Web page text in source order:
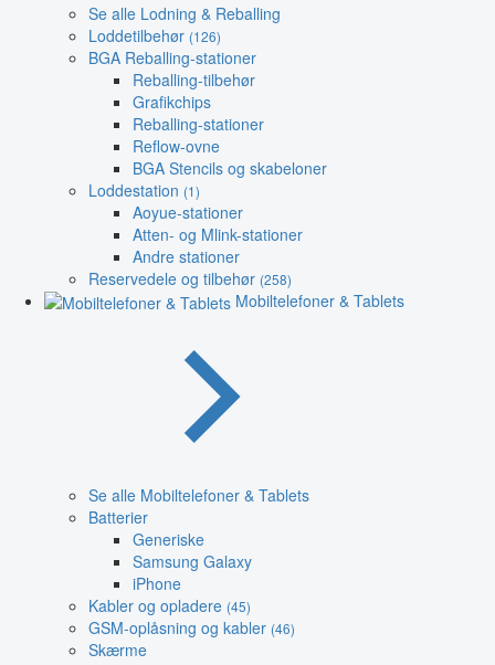
Se alle Lodning & Reballing
Loddetilbehør (126)
BGA Reballing-stationer
Reballing-tilbehør
Grafikchips
Reballing-stationer
Reflow-ovne
BGA Stencils og skabeloner
Loddestation (1)
Aoyue-stationer
Atten- og Mlink-stationer
Andre stationer
Reservedele og tilbehør (258)
Mobiltelefoner & Tablets
Se alle Mobiltelefoner & Tablets
Batterier
Generiske
Samsung Galaxy
iPhone
Kabler og opladere (45)
GSM-oplåsning og kabler (46)
Skærme